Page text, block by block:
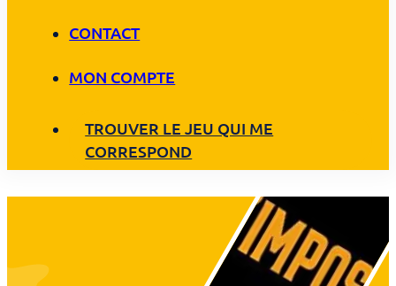
CONTACT
MON COMPTE
TROUVER LE JEU QUI ME
CORRESPOND